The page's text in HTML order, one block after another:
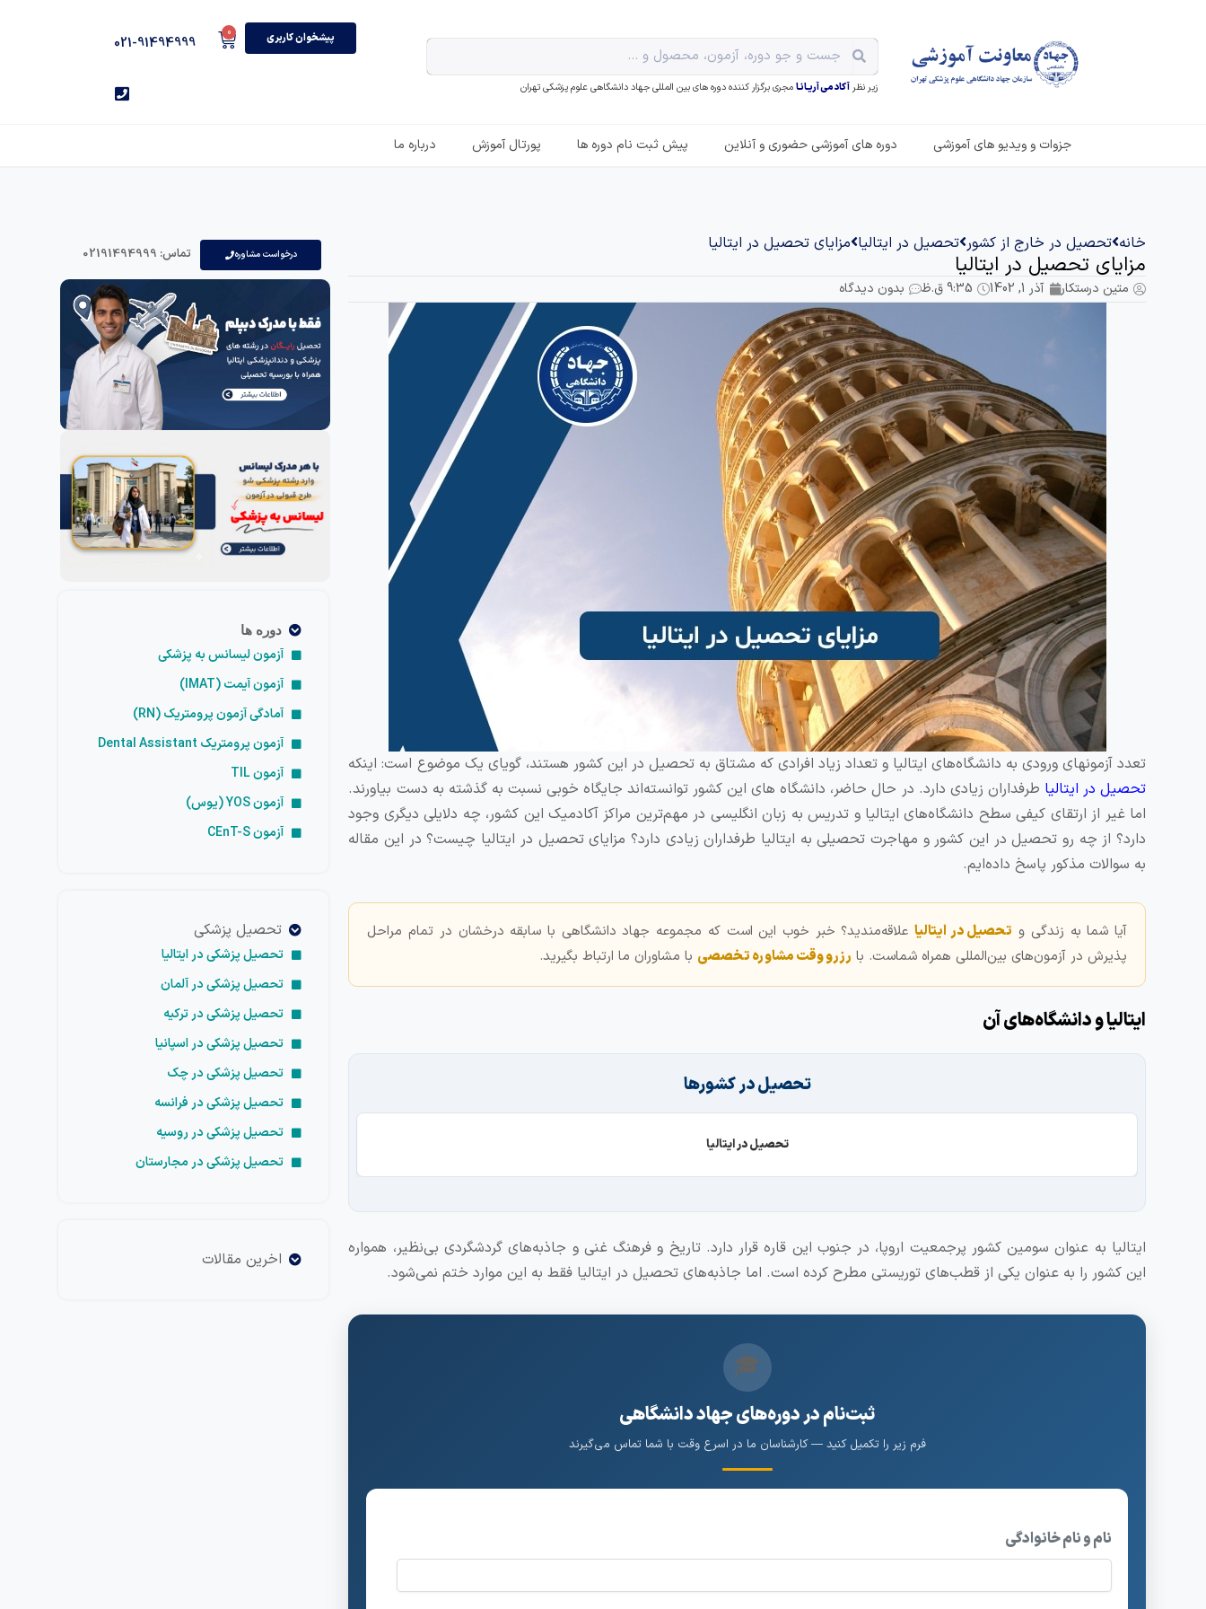
زیر نظر آکادمی آریـانـامجری برگزار کننده دوره های بین المللی جهاد دانشگاهی علوم پزشکی تهران
پیشخوان کاربری 0
021-91494999
جزوات و ویدیو های آموزشی دوره های آموزشی حضوری و آنلاین پیش ثبت نام دوره ها پورتال آموزش درباره ما
درخواست مشاوره تماس: 02191494999
دوره ها
آزمون لیسانس به پزشکی
آزمون آیمت (IMAT)
آمادگی آزمون پرومتریک (RN)
آزمون پرومتریک Dental Assistant
آزمون TIL
آزمون YOS (یوس)
آزمون CEnT-S
تحصیل پزشکی
تحصیل پزشکی در ایتالیا
تحصیل پزشکی در آلمان
تحصیل پزشکی در ترکیه
تحصیل پزشکی در اسپانیا
تحصیل پزشکی در چک
تحصیل پزشکی در فرانسه
تحصیل پزشکی در روسیه
تحصیل پزشکی در مجارستان
اخرین مقالات
خانه تحصیل در خارج از کشور تحصیل در ایتالیا مزایای تحصیل در ایتالیا
مزایای تحصیل در ایتالیا
متین درستکار آذر 1, 1402 9:35 ق.ظ بدون دیدگاه
تعدد آزمونهای ورودی به دانشگاه‌های ایتالیا و تعداد زیاد افرادی که مشتاق به تحصیل در این کشور هستند، گویای یک موضوع است: اینکه
تحصیل در ایتالیا طرفداران زیادی دارد. در حال حاضر، دانشگاه های این کشور توانسته‌اند جایگاه خوبی نسبت به گذشته به دست بیاورند.
اما غیر از ارتقای کیفی سطح دانشگاه‌های ایتالیا و تدریس به زبان انگلیسی در مهم‌ترین مراکز آکادمیک این کشور، چه دلایلی دیگری وجود
دارد؟ از چه رو تحصیل در این کشور و مهاجرت تحصیلی به ایتالیا طرفداران زیادی دارد؟ مزایای تحصیل در ایتالیا چیست؟ در این مقاله
به سوالات مذکور پاسخ داده‌ایم.
آیا شما به زندگی و تحصیل در ایتالیاعلاقه‌مندید؟ خبر خوب این است که مجموعه جهاد دانشگاهی با سابقه درخشان در تمام مراحل
پذیرش در آزمون‌های بین‌المللی همراه شماست. با رزرو وقت مشاوره تخصصی با مشاوران ما ارتباط بگیرید.
ایتالیا و دانشگاه‌های آن
تحصیل در کشورها
تحصیل در ایتالیا
ایتالیا به عنوان سومین کشور پرجمعیت اروپا، در جنوب این قاره قرار دارد. تاریخ و فرهنگ غنی و جاذبه‌های گردشگردی بی‌نظیر، همواره
این کشور را به عنوان یکی از قطب‌های توریستی مطرح کرده است. اما جاذبه‌های تحصیل در ایتالیا فقط به این موارد ختم نمی‌شود.
🎓
ثبت‌نام در دوره‌های جهاد دانشگاهی
فرم زیر را تکمیل کنید — کارشناسان ما در اسرع وقت با شما تماس می‌گیرند
نام و نام خانوادگی